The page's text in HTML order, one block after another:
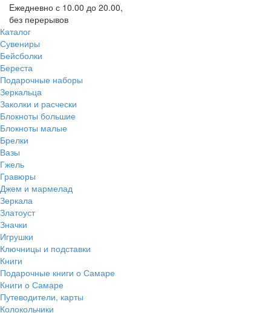
Eжедневно с 10.00 до 20.00,
без перерывов
Каталог
Сувениры
Бейсболки
Береста
Подарочные наборы
Зеркальца
Заколки и расчески
Блокноты большие
Блокноты малые
Брелки
Вазы
Гжель
Гравюры
Джем и мармелад
Зеркала
Златоуст
Значки
Игрушки
Ключницы и подставки
Книги
Подарочные книги о Самаре
Книги о Самаре
Путеводители, карты
Колокольчики